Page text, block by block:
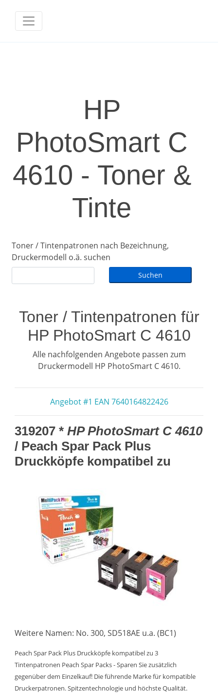
HP
PhotoSmart C
4610 - Toner &
Tinte
Toner / Tintenpatronen nach Bezeichnung,
Druckermodell o.ä. suchen
Toner / Tintenpatronen für
HP PhotoSmart C 4610
Alle nachfolgenden Angebote passen zum
Druckermodell HP PhotoSmart C 4610.
Angebot #1 EAN 7640164822426
319207 * HP PhotoSmart C 4610
/ Peach Spar Pack Plus
Druckköpfe kompatibel zu
Weitere Namen: No. 300, SD518AE u.a. (BC1)
Peach Spar Pack Plus Druckköpfe kompatibel zu 3
Tintenpatronen Peach Spar Packs - Sparen Sie zusätzlich
gegenüber dem Einzelkauf! Die führende Marke für kompatible
Druckerpatronen. Spitzentechnologie und höchste Qualität.